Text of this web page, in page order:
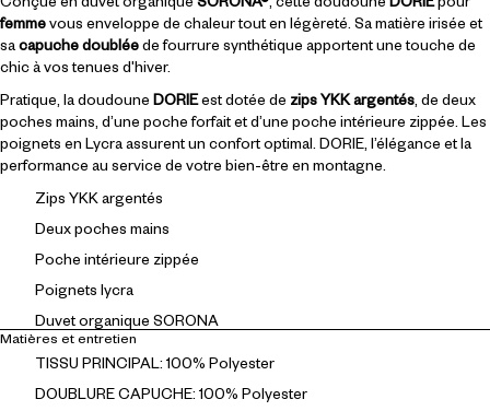
femmevous enveloppe de chaleur tout en légèreté. Sa matière irisée et
sa capuche doubléede fourrure synthétique apportent une touche de
chic à vos tenues d'hiver.
Pratique, la doudoune DORIEest dotée de zips YKK argentés , de deux
poches mains, d’une poche forfait et d’une poche intérieure zippée. Les
poignets en Lycra assurent un confort optimal. DORIE, l’élégance et la
performance au service de votre bien-être en montagne.
Zips YKK argentés
Deux poches mains
Poche intérieure zippée
Poignets lycra
Duvet organique SORONA
Matières et entretien
TISSU PRINCIPAL: 100% Polyester
DOUBLURE CAPUCHE: 100% Polyester